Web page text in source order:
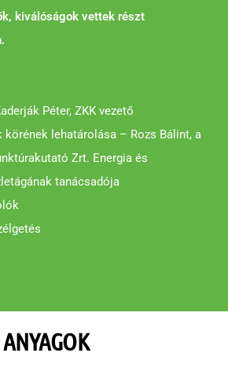
kiválóságok vettek részt
Péter, ZKK vezető
körének lehatárolása – Rozs Bálint, a
Zrt. Energia és
tanácsadója